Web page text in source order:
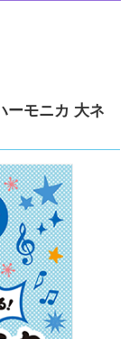
ーモニカ 大ネ